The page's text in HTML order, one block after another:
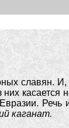
славян. И,
касается
Речь
каганат.